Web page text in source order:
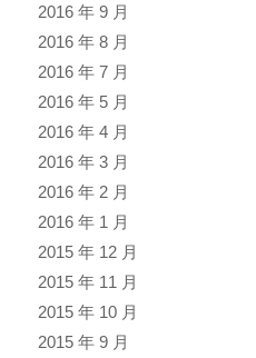
2016 年 9 月
2016 年 8 月
2016 年 7 月
2016 年 5 月
2016 年 4 月
2016 年 3 月
2016 年 2 月
2016 年 1 月
2015 年 12 月
2015 年 11 月
2015 年 10 月
2015 年 9 月